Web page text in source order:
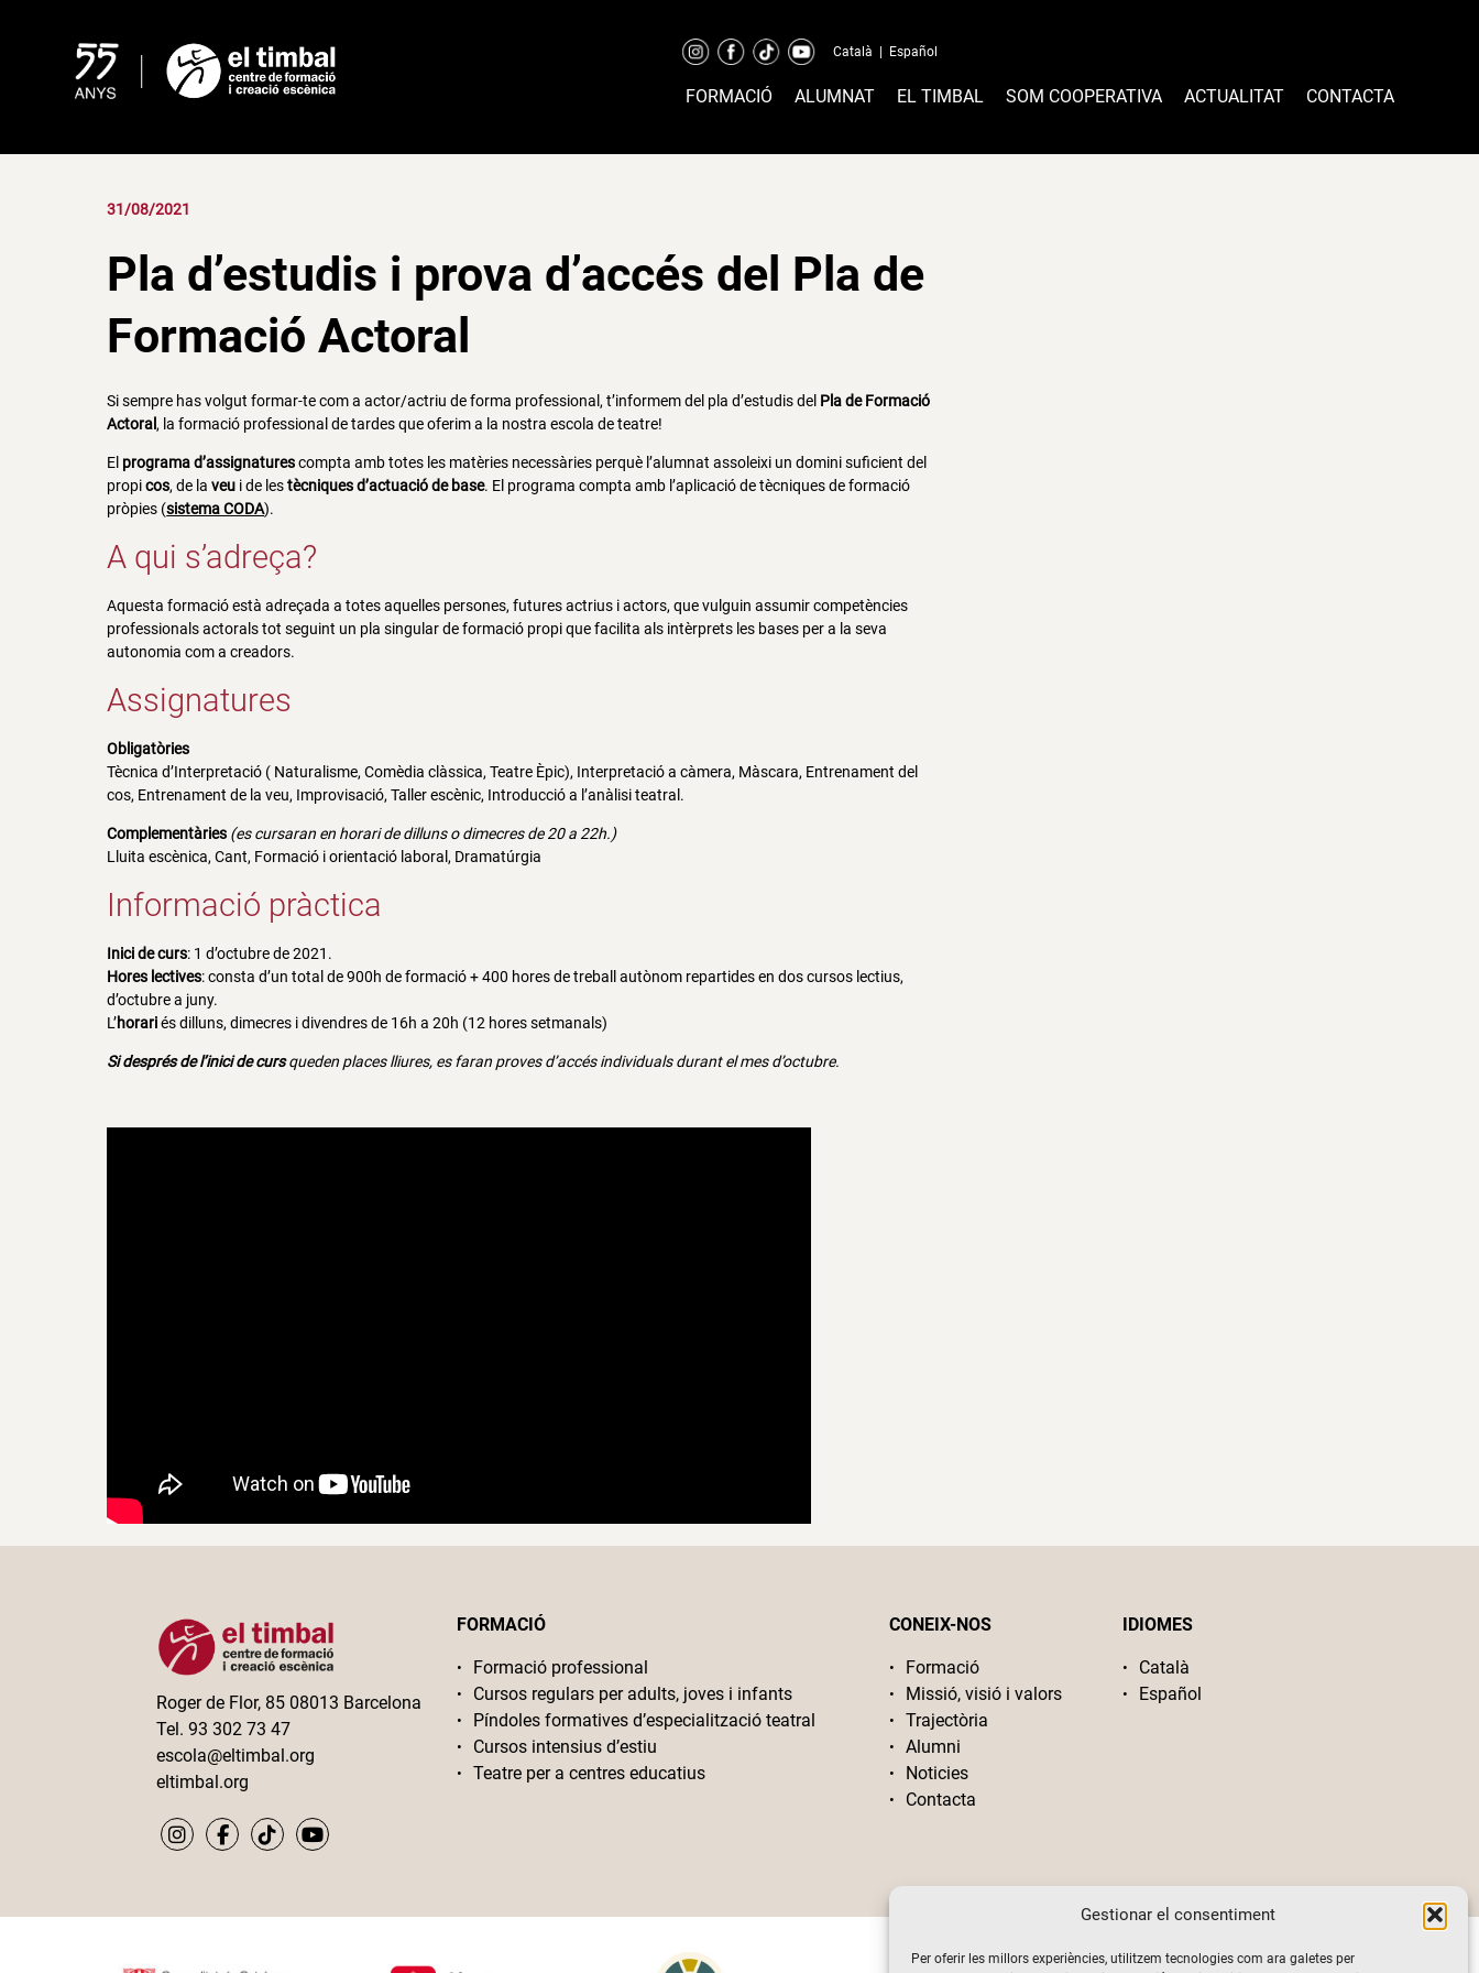
Gestionar el consentiment
Per oferir les millors experiències, utilitzem tecnologies com ara galetes per
Català Español
FORMACIÓ ALUMNAT EL TIMBAL SOM COOPERATIVA ACTUALITAT CONTACTA
31/08/2021
Pla d’estudis i prova d’accés del Pla de
Formació Actoral
Si sempre has volgut formar-te com a actor/actriu de forma professional, t’informem del pla d’estudis del Pla de Formació
Actoral , la formació professional de tardes que oferim a la nostra escola de teatre!
El programa d’assignaturescompta amb totes les matèries necessàries perquè l’alumnat assoleixi un domini suficient del
propicos, de laveu i de lestècniques d’actuació de base. El programa compta amb l’aplicació de tècniques de formació
pròpies (sistema CODA).
A qui s’adreça?
Aquesta formació està adreçada a totes aquelles persones, futures actrius i actors, que vulguin assumir competències
professionals actorals tot seguint un pla singular de formació propi que facilita als intèrprets les bases per a la seva
autonomia com a creadors.
Assignatures
Obligatòries
Tècnica d’Interpretació ( Naturalisme, Comèdia clàssica, Teatre Èpic), Interpretació a càmera, Màscara, Entrenament del
cos, Entrenament de la veu, Improvisació, Taller escènic, Introducció a l’anàlisi teatral.
Complementàries (es cursaran en horari de dilluns o dimecres de 20 a 22h.)
Lluita escènica, Cant, Formació i orientació laboral, Dramatúrgia
Informació pràctica
Inici de curs: 1 d’octubre de 2021.
Hores lectives: consta d’un total de 900h de formació + 400 hores de treball autònom repartides en dos cursos lectius,
d’octubre a juny.
L’horariés dilluns, dimecres i divendres de 16h a 20h (12 hores setmanals)
Si després de l’inici de cursqueden places lliures, es faran proves d’accés individuals durant el mes d’octubre.
Roger de Flor, 85 08013 Barcelona
Tel. 93 302 73 47
escola@eltimbal.org
eltimbal.org
FORMACIÓ
Formació professional
Cursos regulars per adults, joves i infants
Píndoles formatives d’especialització teatral
Cursos intensius d’estiu
Teatre per a centres educatius
CONEIX-NOS
Formació
Missió, visió i valors
Trajectòria
Alumni
Noticies
Contacta
IDIOMES
Català
Español